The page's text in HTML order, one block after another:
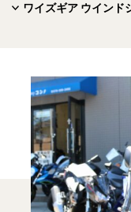
ワイズギア ウインド